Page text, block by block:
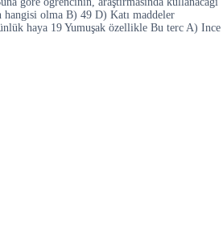
hangisi olma B) 49 D) Katı maddeler
haya 19 Yumuşak özellikle Bu terc A) Ince